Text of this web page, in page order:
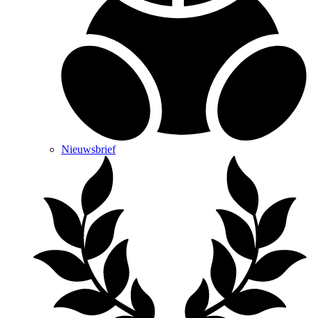
Nieuwsbrief